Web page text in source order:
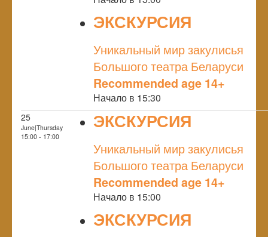
ЭКСКУРСИЯ
Уникальный мир закулисья
Большого театра Беларуси
Recommended age 14+
Начало в 15:30
25
June|Thursday
15:00 - 17:00
ЭКСКУРСИЯ
Уникальный мир закулисья
Большого театра Беларуси
Recommended age 14+
Начало в 15:00
ЭКСКУРСИЯ